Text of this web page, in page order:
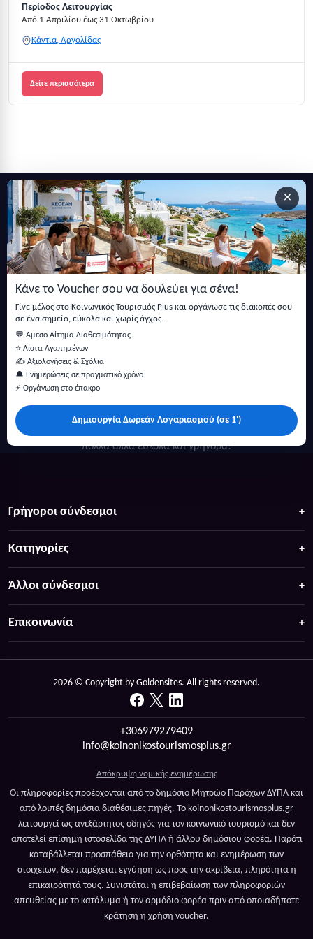
Περίοδος Λειτουργίας
Από 1 Απριλίου έως 31 Οκτωβρίου
Κάντια, Αργολίδας
Δείτε περισσότερα
×
Κάνε το Voucher σου να δουλεύει για σένα!
Γίνε μέλος στο Κοινωνικός Τουρισμός Plus και οργάνωσε τις διακοπές σου
σε ένα σημείο, εύκολα και χωρίς άγχος.
💬 Άμεσο Αίτημα Διαθεσιμότητας
⭐ Λίστα Αγαπημένων
✍️ Αξιολογήσεις & Σχόλια
🔔 Ενημερώσεις σε πραγματικό χρόνο
⚡ Οργάνωση στο έπακρο
Δημιουργία Δωρεάν Λογαριασμού (σε 1')
Εγγραφείτε στο newsletter μας
Μείνετε ενημερωμένοι με τις τελευταίες ειδήσεις, ανακοινώσεις
και άρθρα.
πολλά άλλα ευκολα και γρήγορα!
Γρήγοροι σύνδεσμοι
Κατηγορίες
Άλλοι σύνδεσμοι
Επικοινωνία
2026 © Copyright by Goldensites. All rights reserved.
+306979279409
info@koinonikostourismosplus.gr
Απόκρυψη νομικής ενημέρωσης
Οι πληροφορίες προέρχονται από το δημόσιο Μητρώο Παρόχων ΔΥΠΑ και
από λοιπές δημόσια διαθέσιμες πηγές. Το koinonikostourismosplus.gr
λειτουργεί ως ανεξάρτητος οδηγός για τον κοινωνικό τουρισμό και δεν
αποτελεί επίσημη ιστοσελίδα της ΔΥΠΑ ή άλλου δημόσιου φορέα. Παρότι
καταβάλλεται προσπάθεια για την ορθότητα και ενημέρωση των
στοιχείων, δεν παρέχεται εγγύηση ως προς την ακρίβεια, πληρότητα ή
επικαιρότητά τους. Συνιστάται η επιβεβαίωση των πληροφοριών
απευθείας με το κατάλυμα ή τον αρμόδιο φορέα πριν από οποιαδήποτε
κράτηση ή χρήση voucher.